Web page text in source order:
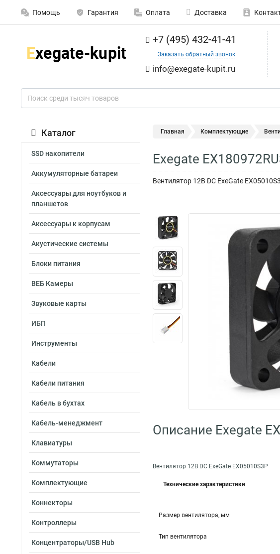
Помощь Гарантия Оплата Доставка
+7 (495) 432-41-41
Заказать обратный звонок
info@exegate-kupit.ru
Каталог
SSD накопители
Аккумуляторные батареи
Аксессуары для ноутбуков и
планшетов
Аксессуары к корпусам
Акустические системы
Блоки питания
ВЕБ Камеры
Звуковые карты
ИБП
Инструменты
Кабели
Кабели питания
Кабель в бухтах
Кабель-менеджмент
Клавиатуры
Коммутаторы
Комплектующие
Коннекторы
Контроллеры
Концентраторы/USB Hub
Главная Комплектующие
Exegate
Вентилятор 12В DC ExeGate
Описание Exegate
Вентилятор 12В DC ExeGate EX05010S3P
Технические характеристики
Размер вентилятора, мм
Тип вентилятора